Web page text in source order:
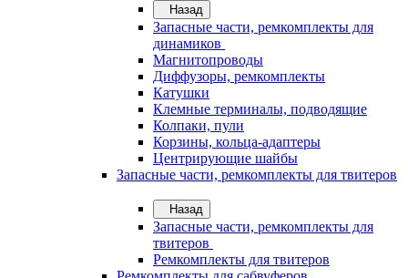
Назад
Запасные части, ремкомплекты для
динамиков
Магнитопроводы
Диффузоры, ремкомплекты
Катушки
Клемные терминалы, подводящие
Колпаки, пули
Корзины, кольца-адаптеры
Центрирующие шайбы
Запасные части, ремкомплекты для твитеров
Назад
Запасные части, ремкомплекты для
твитеров
Ремкомплекты для твитеров